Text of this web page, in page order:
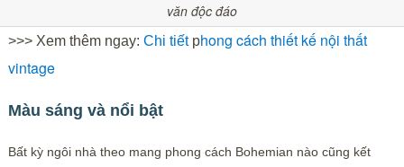
văn độc đáo
>>> Xem thêm ngay: Chi tiết phong cách thiết kế nội thất
vintage
Màu sáng và nổi bật
Bất kỳ ngôi nhà theo mang phong cách Bohemian nào cũng kết